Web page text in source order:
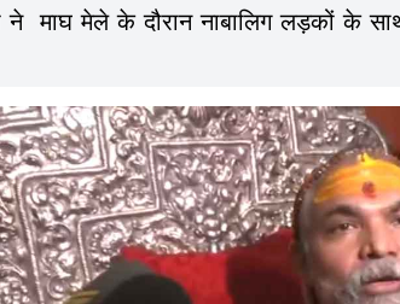
ने माघ मेले के दौरान नाबालिग लड़कों के